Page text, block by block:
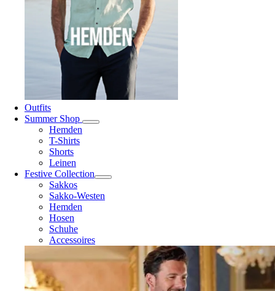
Outfits
Summer Shop
Hemden
T-Shirts
Shorts
Leinen
Festive Collection
Sakkos
Sakko-Westen
Hemden
Hosen
Schuhe
Accessoires